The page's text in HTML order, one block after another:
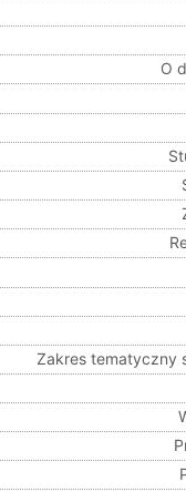
O
Zakres tematyczny